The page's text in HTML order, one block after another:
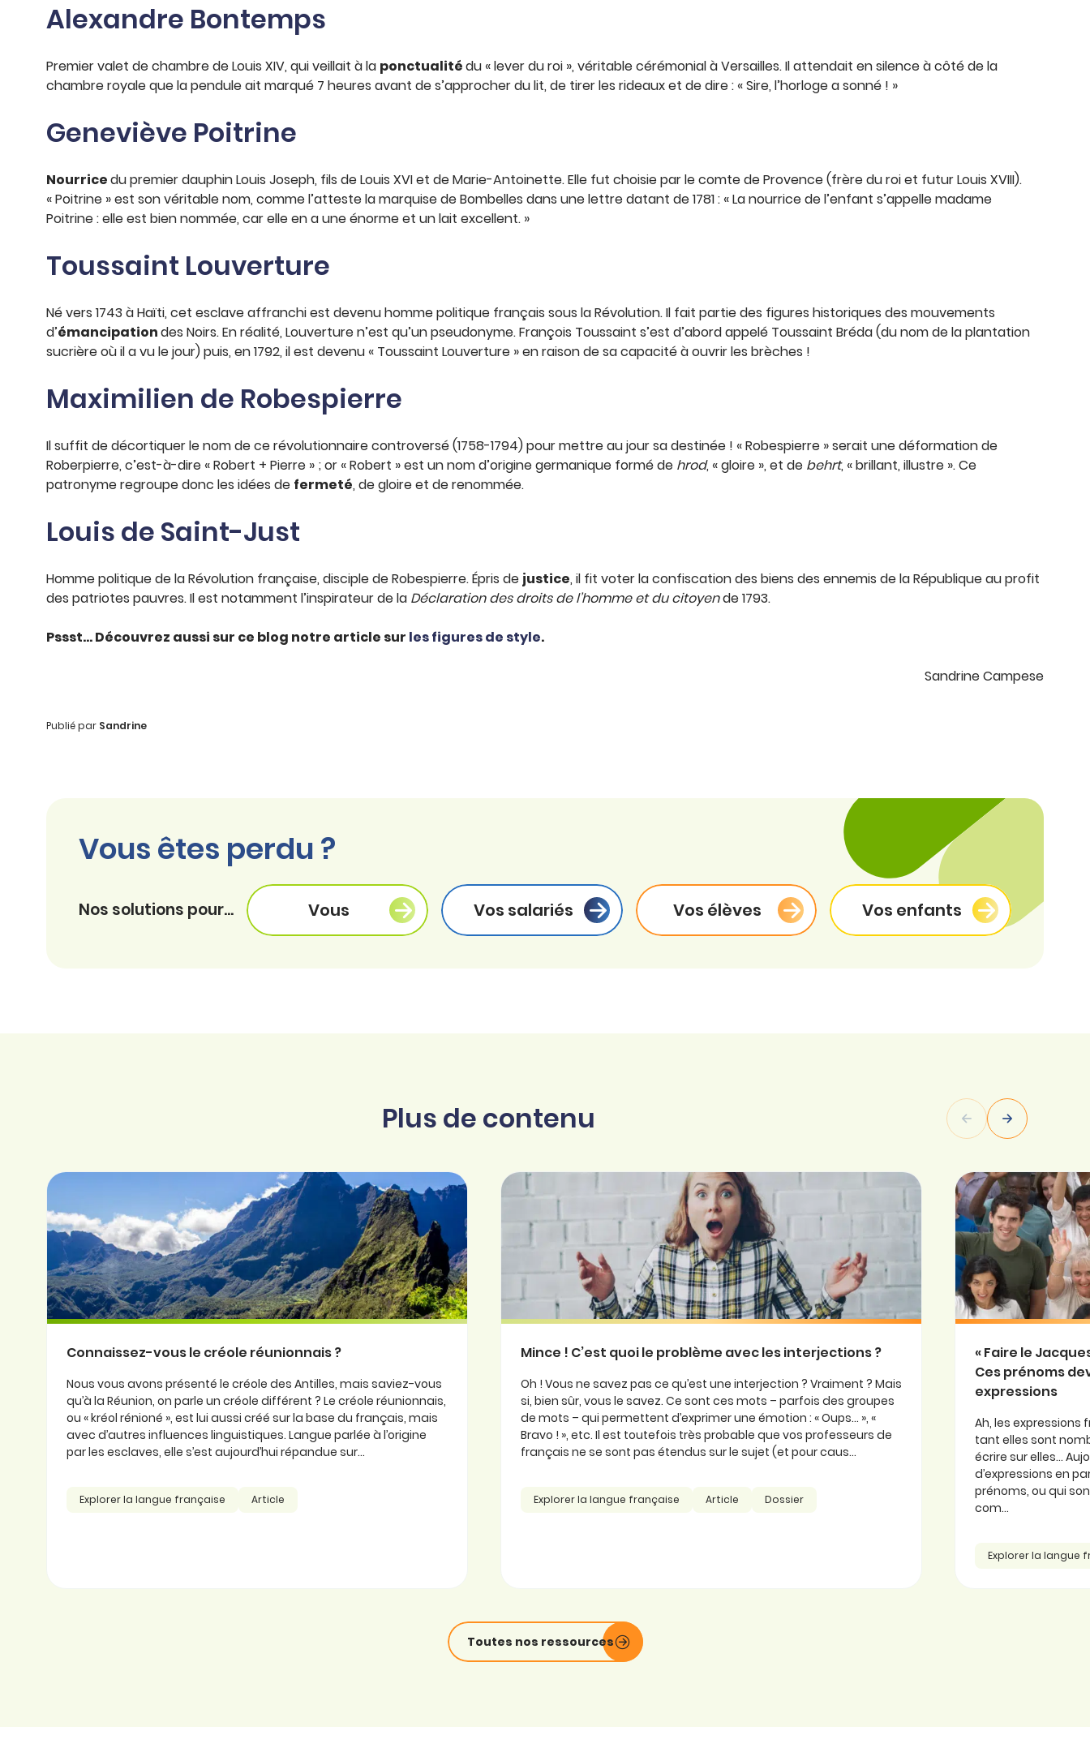
Alexandre Bontemps
Premier valet de chambre de Louis XIV, qui veillait à la ponctualitédu « lever du roi », véritable cérémonial à Versailles. Il attendait en silence à côté de la
chambre royale que la pendule ait marqué 7 heures avant de s’approcher du lit, de tirer les rideaux et de dire : « Sire, l’horloge a sonné ! »
Geneviève Poitrine
Nourricedu premier dauphin Louis Joseph, fils de Louis XVI et de Marie-Antoinette. Elle fut choisie par le comte de Provence (frère du roi et futur Louis XVIII).
« Poitrine » est son véritable nom, comme l’atteste la marquise de Bombelles dans une lettre datant de 1781 : « La nourrice de l’enfant s’appelle madame
Poitrine : elle est bien nommée, car elle en a une énorme et un lait excellent. »
Toussaint Louverture
Né vers 1743 à Haïti, cet esclave affranchi est devenu homme politique français sous la Révolution. Il fait partie des figures historiques des mouvements
d’émancipationdes Noirs. En réalité, Louverture n’est qu’un pseudonyme. François Toussaint s’est d’abord appelé Toussaint Bréda (du nom de la plantation
sucrière où il a vu le jour) puis, en 1792, il est devenu « Toussaint Louverture » en raison de sa capacité à ouvrir les brèches !
Maximilien de Robespierre
Il suffit de décortiquer le nom de ce révolutionnaire controversé (1758-1794) pour mettre au jour sa destinée ! « Robespierre » serait une déformation de
Roberpierre, c’est-à-dire « Robert + Pierre » ; or « Robert » est un nom d’origine germanique formé de hrod, « gloire », et de behrt, « brillant, illustre ». Ce
patronyme regroupe donc les idées de fermeté, de gloire et de renommée.
Louis de Saint-Just
Homme politique de la Révolution française, disciple de Robespierre. Épris de justice, il fit voter la confiscation des biens des ennemis de la République au profit
des patriotes pauvres. Il est notamment l’inspirateur de la Déclaration des droits de l’homme et du citoyende 1793.
Pssst… Découvrez aussi sur ce blog notre article sur les figures de style.
Sandrine Campese
Publié par Sandrine
Vous êtes perdu ?
Nos solutions pour... Vous Vos salariés Vos élèves Vos enfants
Plus de contenu
Connaissez-vous le créole réunionnais ?
Nous vous avons présenté le créole des Antilles, mais saviez-vous
qu’à la Réunion, on parle un créole différent ? Le créole réunionnais,
ou « kréol rénioné », est lui aussi créé sur la base du français, mais
avec d’autres influences linguistiques. Langue parlée à l’origine
par les esclaves, elle s’est aujourd’hui répandue sur...
Explorer la langue française Article
Mince ! C’est quoi le problème avec les interjections ?
Oh ! Vous ne savez pas ce qu’est une interjection ? Vraiment ? Mais
si, bien sûr, vous le savez. Ce sont ces mots – parfois des groupes
de mots – qui permettent d’exprimer une émotion : « Oups… », «
Bravo ! », etc. Il est toutefois très probable que vos professeurs de
français ne se sont pas étendus sur le sujet (et pour caus...
Explorer la langue française Article Dossier
« Faire le
Ces prénoms
expressions
Ah, les expressions
tant elles sont
écrire sur elles…
d’expressions en
prénoms, ou qui
com...
Explorer la langue
Toutes nos ressources